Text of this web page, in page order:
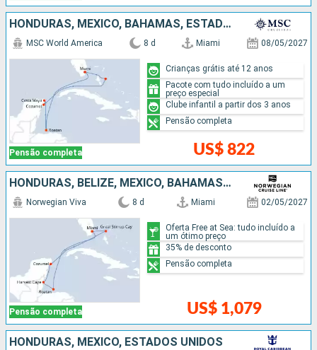
HONDURAS, MÉXICO, BAHAMAS, ESTADOS UNIDOS
Pensão completa
MSC World America 8 d Miami 08/05/2027
US$ 822
Crianças grátis até 12 anos
Pacote com tudo incluído a um
preço especial
Clube infantil a partir dos 3 anos
Pensão completa
HONDURAS, BELIZE, MÉXICO, BAHAMAS, ESTADOS UNIDOS
Pensão completa
Norwegian Viva 8 d Miami 02/05/2027
US$ 1,079
Oferta Free at Sea: tudo incluído a
um ótimo preço
35% de desconto
Pensão completa
HONDURAS, MÉXICO, ESTADOS UNIDOS